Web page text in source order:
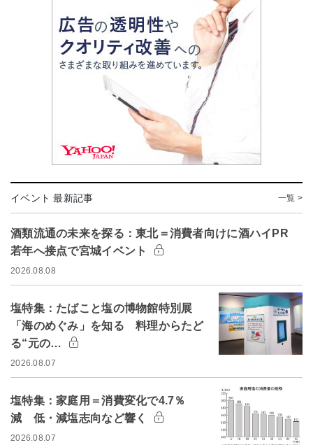
イベント 最新記事 一覧 >
酒類流通の未来を探る：東北＝消費者向けに酒ハイPR
若年へ接点で宮城イベント
2026.08.08
塩特集：たばこと塩の博物館特別展
「海のめぐみ」を知る 料理からたど
る“元の…
2026.08.07
塩特集：家庭用＝消費変化で4.7％
減 低・減塩志向など響く
2026.08.07